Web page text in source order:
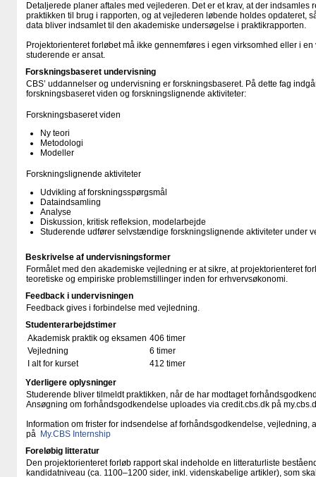
Detaljerede planer aftales med vejlederen. Det er et krav, at der indsamles
praktikken til brug i rapporten, og at vejlederen løbende holdes opdateret,
data bliver indsamlet til den akademiske undersøgelse i praktikrapporten.
Projektorienteret forløbet må ikke gennemføres i egen virksomhed eller i
studerende er ansat.
Forskningsbaseret undervisning
CBS’ uddannelser og undervisning er forskningsbaseret. På dette fag
forskningsbaseret viden og forskningslignende aktiviteter:
Forskningsbaseret viden
Ny teori
Metodologi
Modeller
Forskningslignende aktiviteter
Udvikling af forskningsspørgsmål
Dataindsamling
Analyse
Diskussion, kritisk refleksion, modelarbejde
Studerende udfører selvstændige forskningslignende aktiviteter under
Beskrivelse af undervisningsformer
Formålet med den akademiske vejledning er at sikre, at projektorienteret
teoretiske og empiriske problemstillinger inden for erhvervsøkonomi.
Feedback i undervisningen
Feedback gives i forbindelse med vejledning.
Studenterarbejdstimer
Akademisk praktik og eksamen 406 timer
Vejledning
6 timer
I alt for kurset
412 timer
Yderligere oplysninger
Studerende bliver tilmeldt praktikken, når de har modtaget
Ansøgning om forhåndsgodkendelse uploades via credit.cbs.dk på
Information om frister for indsendelse af forhåndsgodkendelse, vejledning,
på My.CBS Internship
Foreløbig litteratur
Den projektorienteret forløb rapport skal indeholde en litteraturliste
kandidatniveau (ca. 1100–1200 sider, inkl. videnskabelige artikler), som